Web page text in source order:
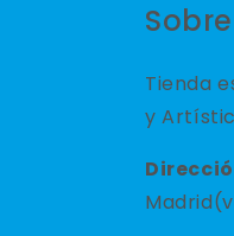
Tienda
y